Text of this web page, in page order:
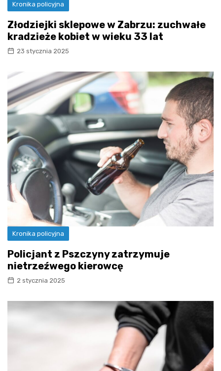
Kronika policyjna
Złodziejki sklepowe w Zabrzu: zuchwałe
kradzieże kobiet w wieku 33 lat
23 stycznia 2025
Kronika policyjna
Policjant z Pszczyny zatrzymuje
nietrzeźwego kierowcę
2 stycznia 2025